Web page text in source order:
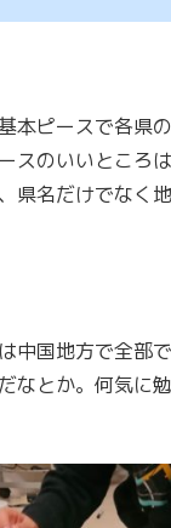
本ピースで各県
スのいいところ
県名だけでなく
中国地方で全部
なとか。何気に